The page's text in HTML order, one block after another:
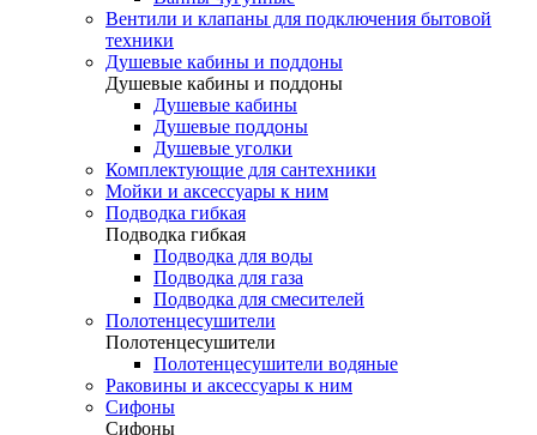
Вентили и клапаны для подключения бытовой
техники
Душевые кабины и поддоны
Душевые кабины и поддоны
Душевые кабины
Душевые поддоны
Душевые уголки
Комплектующие для сантехники
Мойки и аксессуары к ним
Подводка гибкая
Подводка гибкая
Подводка для воды
Подводка для газа
Подводка для смесителей
Полотенцесушители
Полотенцесушители
Полотенцесушители водяные
Раковины и аксессуары к ним
Сифоны
Сифоны